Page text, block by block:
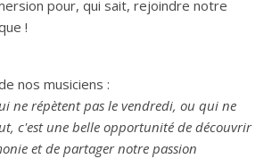
pour, qui sait, rejoindre notre
!
nos musiciens :
ne répètent pas le vendredi, ou qui ne
c'est une belle opportunité de découvrir
et de partager notre passion